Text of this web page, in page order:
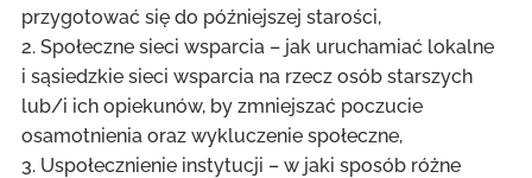
przygotować się do późniejszej starości,
2. Społeczne sieci wsparcia – jak uruchamiać lokalne
i sąsiedzkie sieci wsparcia na rzecz osób starszych
lub/i ich opiekunów, by zmniejszać poczucie
osamotnienia oraz wykluczenie społeczne,
3. Uspołecznienie instytucji – w jaki sposób różne